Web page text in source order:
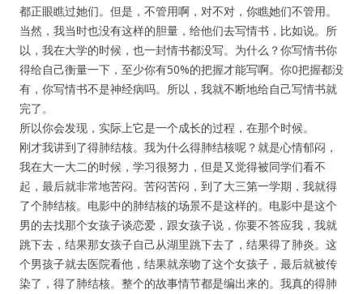
都正眼瞧过她们。但是，不管用啊，对不对，你瞧她们不管用。
当然，我当时也没有这样的胆量，给他们去写情书，比如说。所
以，我在大学的时候，也一封情书都没写。为什么？你写情书你
得给自己衡量一下，至少你有50%的把握才能写啊。你0把握都没
有，你写情书不是神经病吗。所以，我就不断地给自己写情书就
完了。
所以你会发现，实际上它是一个成长的过程，在那个时候。
刚才我讲到了得肺结核。我为什么得肺结核呢？就是心情郁闷，
我在大一大二的时候，学习很努力，但是又觉得被同学们看不
起，最后就非常地苦闷。苦闷苦闷，到了大三第一学期，我就得
了个肺结核。电影中的肺结核的场景不是这样的。电影中是这个
男的去找那个女孩子谈恋爱，跟女孩子说，你要不答应我，我就
跳下去，结果那女孩子自己从湖里跳下去了，结果得了肺炎。这
个男孩子就去医院看他，结果就亲吻了这个女孩子，最后就被传
染了，得了肺结核。整个的故事情节都是编出来的。我真的得肺